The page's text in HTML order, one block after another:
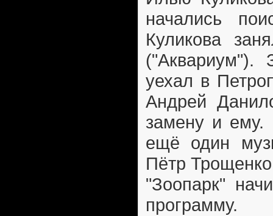
начались
Куликова
("Аквариум").
уехал в
Андрей
замену и ему.
ещё один
Пётр
"Зоопарк"
программу.